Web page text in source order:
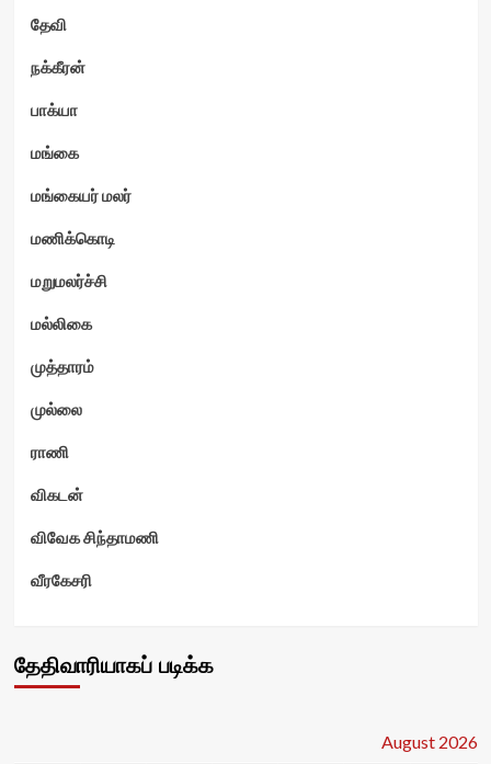
தேவி
நக்கீரன்
பாக்யா
மங்கை
மங்கையர் மலர்
மணிக்கொடி
மறுமலர்ச்சி
மல்லிகை
முத்தாரம்
முல்லை
ராணி
விகடன்
விவேக சிந்தாமணி
வீரகேசரி
தேதிவாரியாகப் படிக்க
August 2026